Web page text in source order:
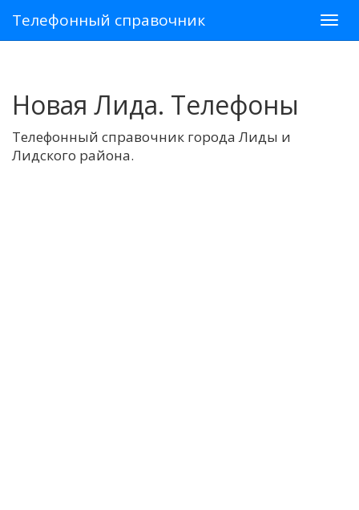
Телефонный справочник
Новая Лида. Телефоны
Телефонный справочник города Лиды и
Лидского района.